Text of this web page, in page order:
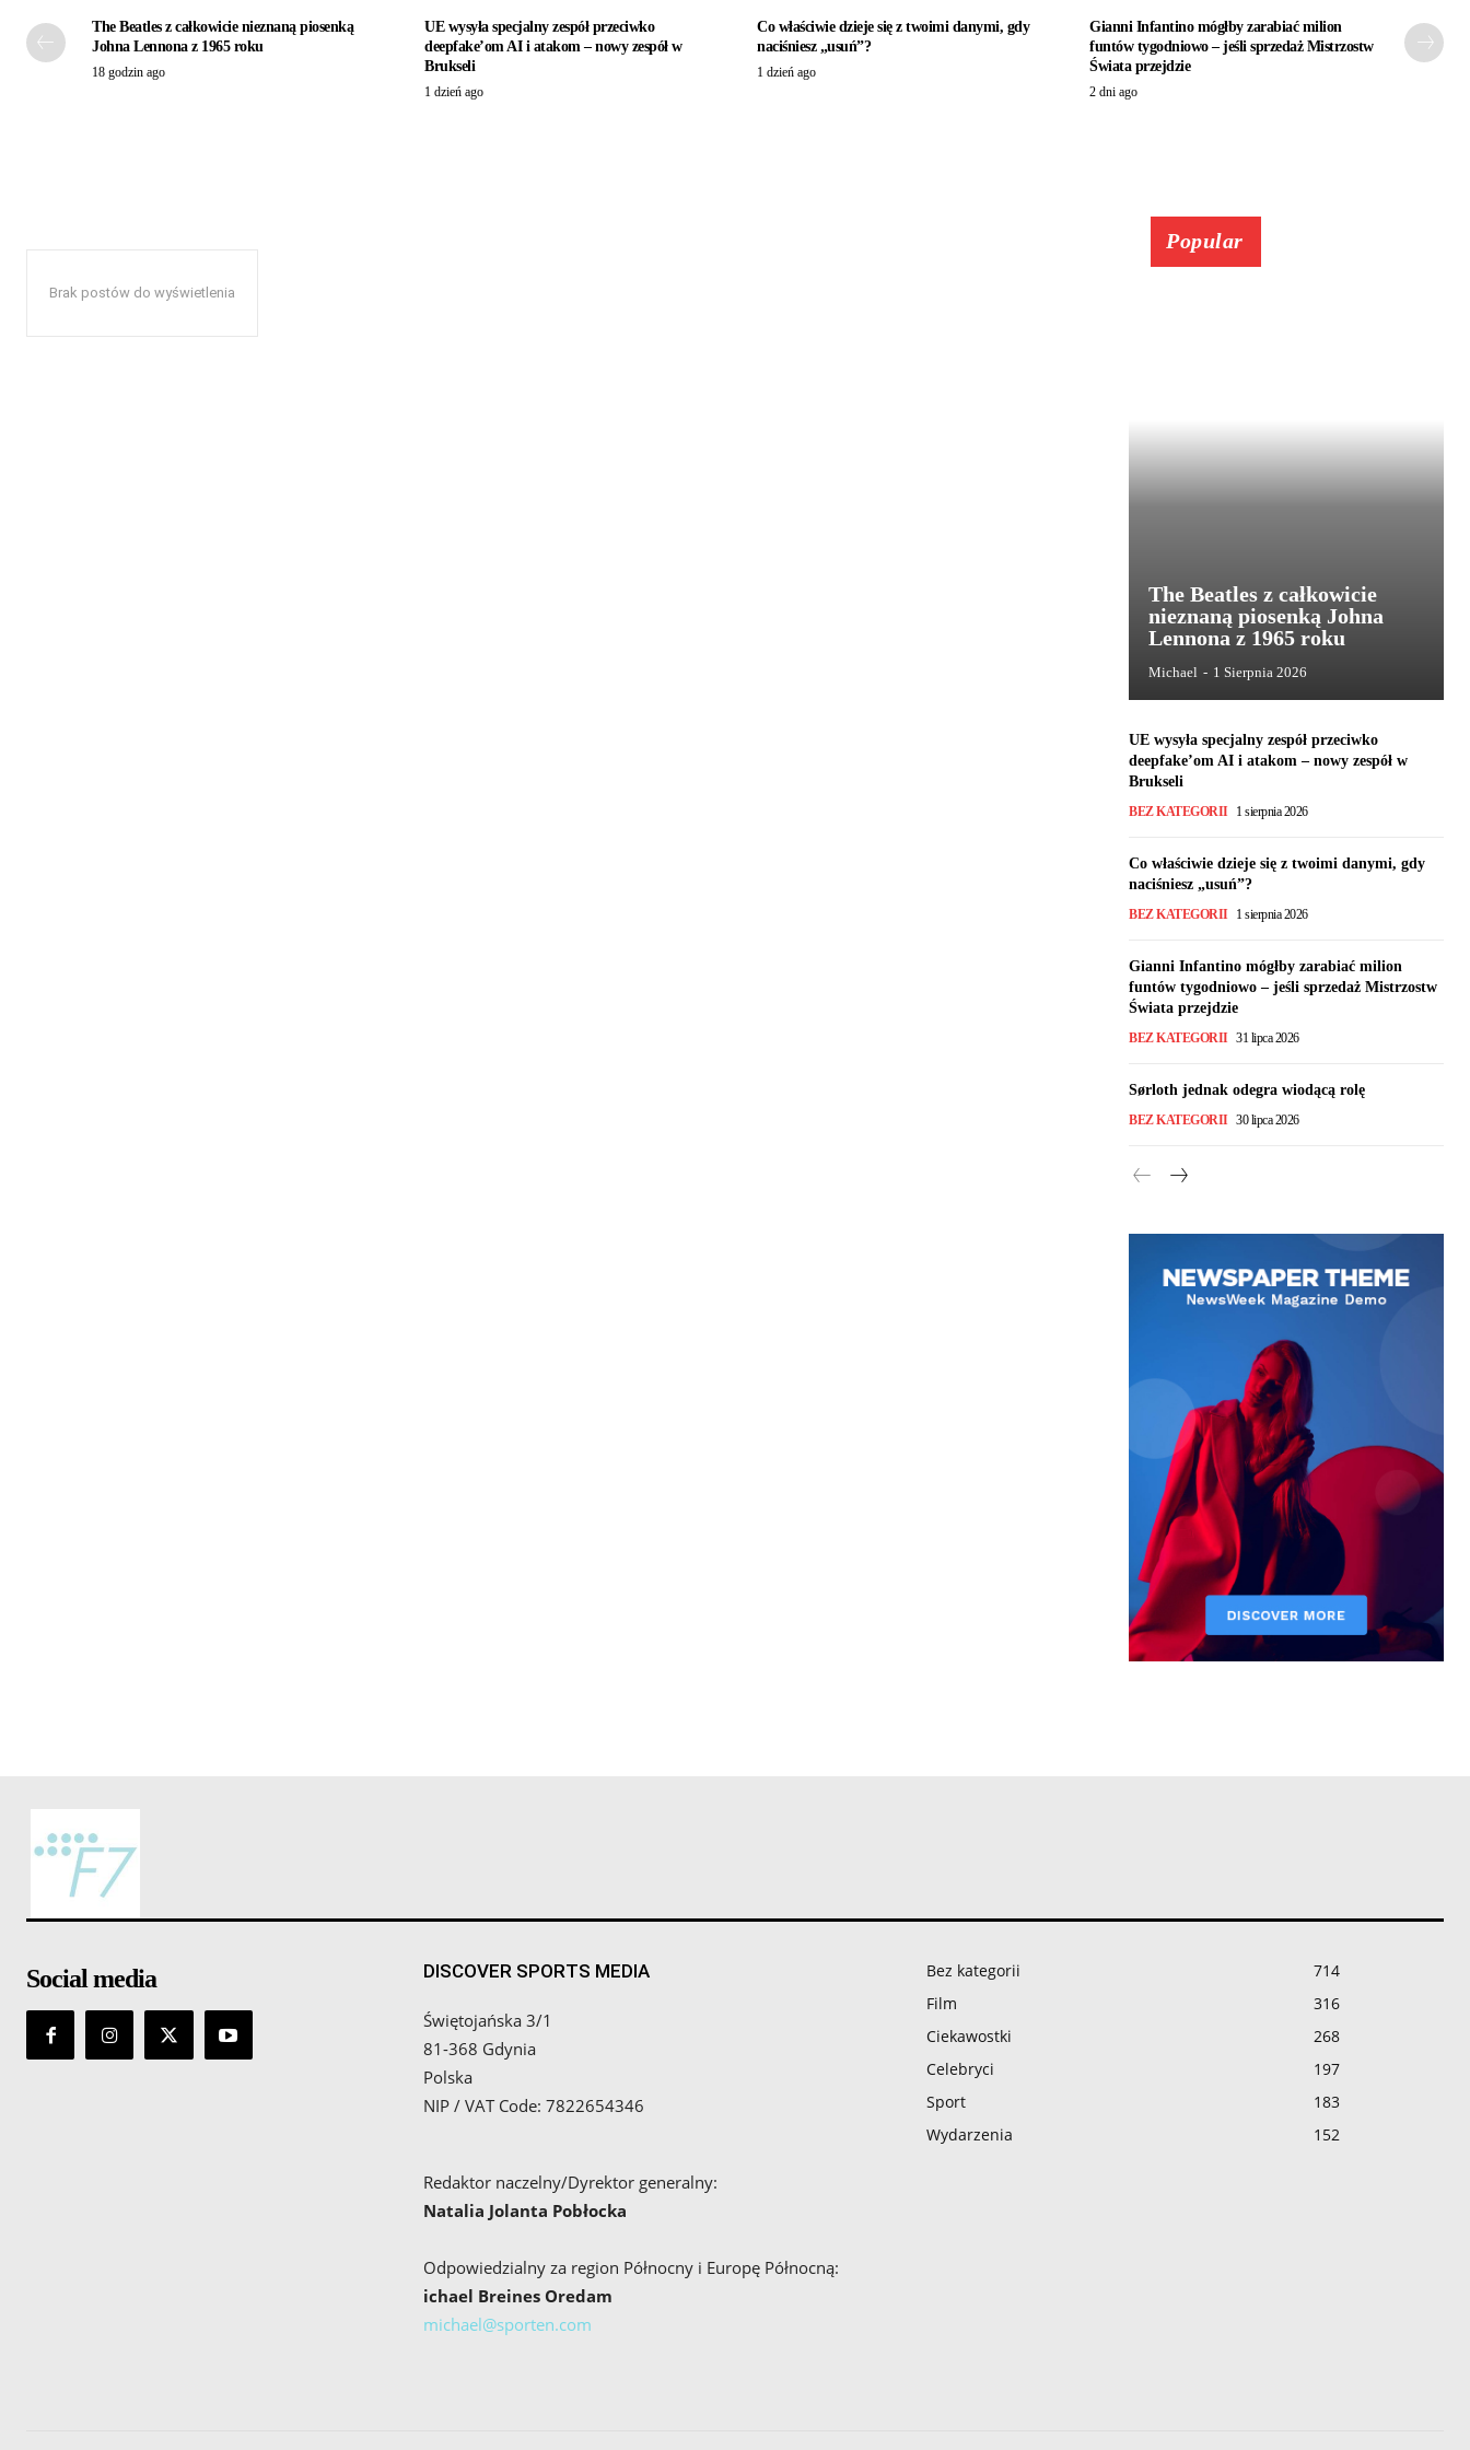
The Beatles z całkowicie nieznaną piosenką
Johna Lennona z 1965 roku
18 godzin ago
UE wysyła specjalny zespół przeciwko
deepfake’om AI i atakom – nowy zespół w
Brukseli
1 dzień ago
Co właściwie dzieje się z twoimi danymi, gdy
naciśniesz „usuń”?
1 dzień ago
Gianni Infantino mógłby zarabiać milion
funtów tygodniowo – jeśli sprzedaż Mistrzostw
Świata przejdzie
2 dni ago
Brak postów do wyświetlenia
Popular
The Beatles z całkowicie
nieznaną piosenką Johna
Lennona z 1965 roku
Michael - 1 Sierpnia 2026
UE wysyła specjalny zespół przeciwko
deepfake’om AI i atakom – nowy zespół w
Brukseli
BEZ KATEGORII 1 sierpnia 2026
Co właściwie dzieje się z twoimi danymi, gdy
naciśniesz „usuń”?
BEZ KATEGORII 1 sierpnia 2026
Gianni Infantino mógłby zarabiać milion
funtów tygodniowo – jeśli sprzedaż Mistrzostw
Świata przejdzie
BEZ KATEGORII 31 lipca 2026
Sørloth jednak odegra wiodącą rolę
BEZ KATEGORII 30 lipca 2026
Social media DISCOVER SPORTS MEDIA
Świętojańska 3/1
81-368 Gdynia
Polska
NIP / VAT Code: 7822654346
Redaktor naczelny/Dyrektor generalny:
Natalia Jolanta Pobłocka
Odpowiedzialny za region Północny i Europę Północną:
ichael Breines Oredam
michael@sporten.com
Bez kategorii
714
Film
316
Ciekawostki
268
Celebryci
197
Sport
183
Wydarzenia
152